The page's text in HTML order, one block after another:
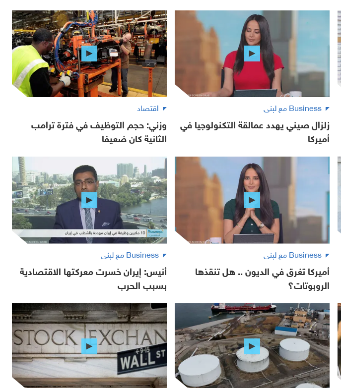
Business مع لبنى
زلزال صيني يهدد عمالقة التكنولوجيا في
أميركا
اقتصاد
وزني: حجم التوظيف في فترة ترامب
الثانية كان ضعيفا
Business مع لبنى
أميركا تغرق في الديون .. هل تنقذها
الروبوتات؟
Business مع لبنى
أنيس: إيران خسرت معركتها الاقتصادية
بسبب الحرب